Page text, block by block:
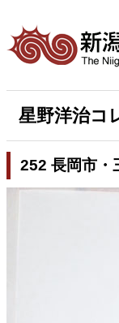
星野洋治コ
252 長岡市・